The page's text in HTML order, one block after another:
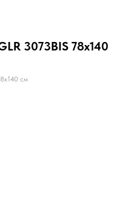
3073BIS 78x140
см